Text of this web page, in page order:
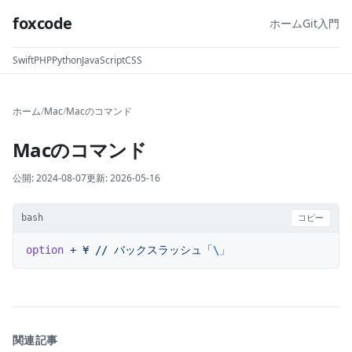
foxcode ホームGit入門
SwiftPHPPythonJavaScriptCSS
ホーム/Mac/Macのコマンド
Macのコマンド
公開:2024-08-07更新:2026-05-16
bash コピー
option + ¥ // バックスラッシュ「\」
関連記事